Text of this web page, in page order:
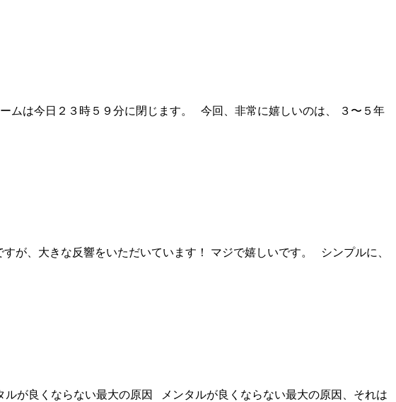
ムは今日２３時５９分に閉じます。 今回、非常に嬉しいのは、 ３〜５年
が、大きな反響をいただいています！ マジで嬉しいです。 シンプルに、
が良くならない最大の原因 メンタルが良くならない最大の原因、それは